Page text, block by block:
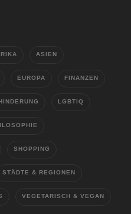
ASIEN
EUROPA FINANZEN
LGBTIQ
SHOPPING
STÄDTE & REGIONEN
VEGETARISCH & VEGAN